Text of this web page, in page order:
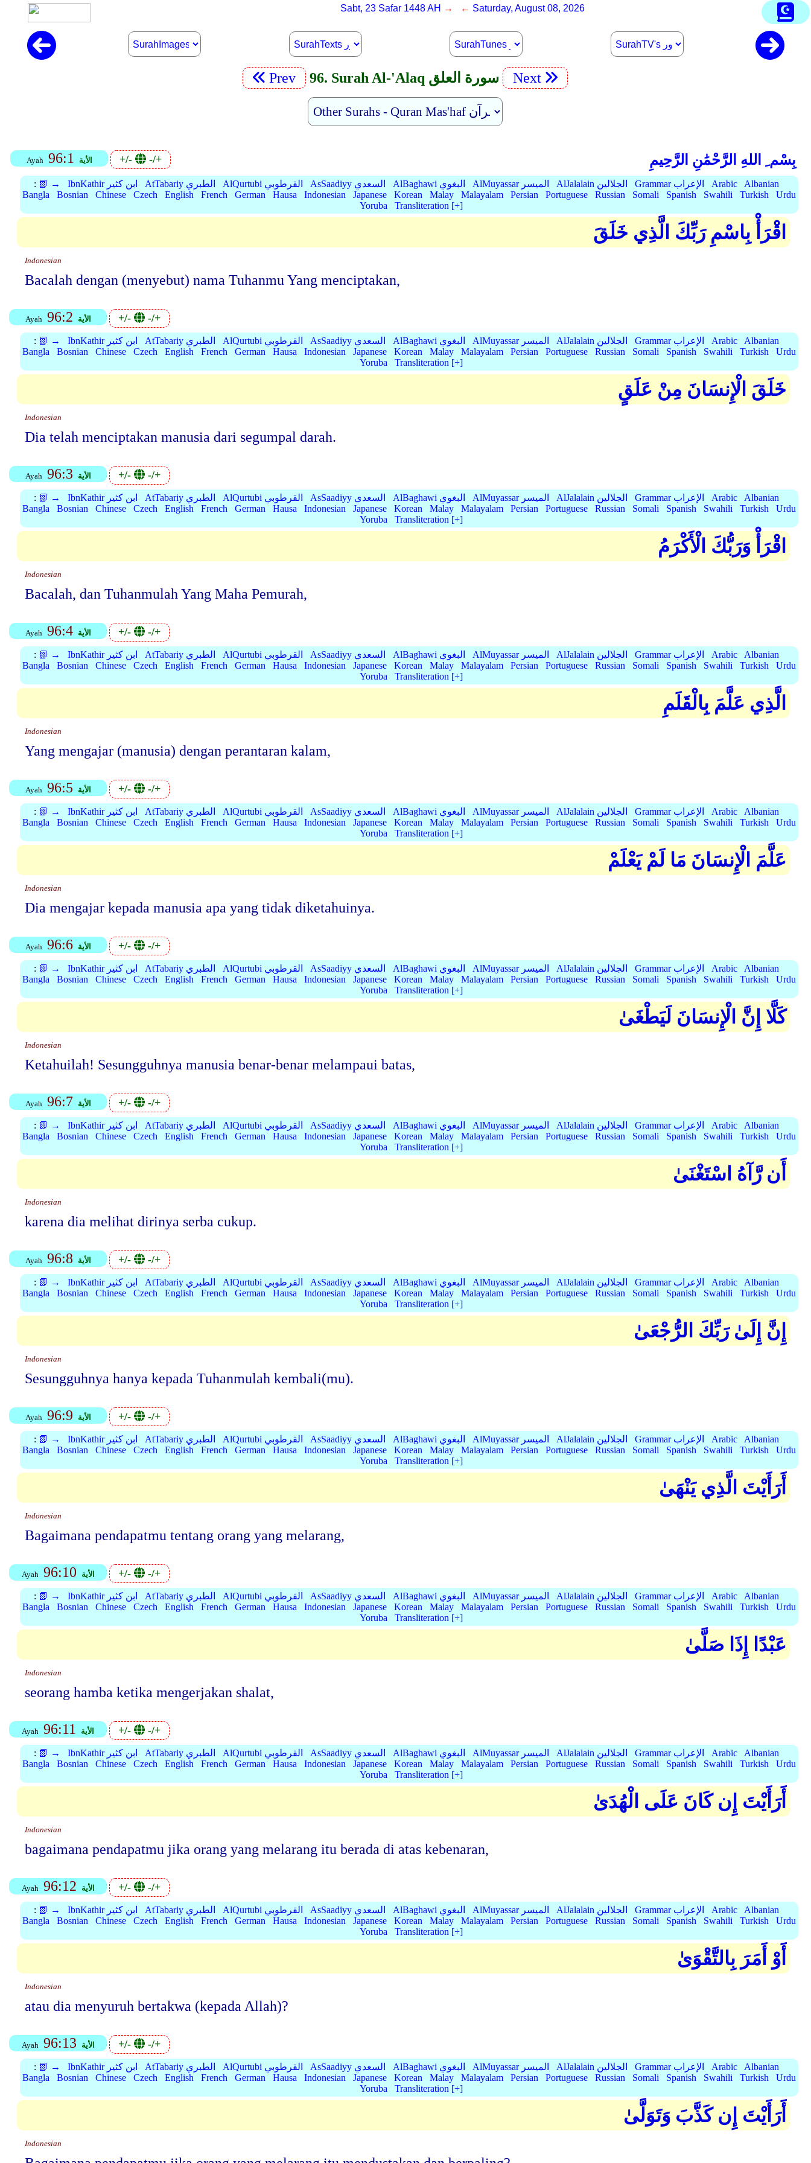
Sabt, 23 Safar 1448 AH → ← Saturday, August 08, 2026
Prev 96. Surah Al-'Alaq سورة العلق Next
Ayah 96:1 الأية +/- -/+ بِسْم ِ اللهِ الرَّحْمَٰنِ الرَّحِيمِ
: 📗 → IbnKathir ابن كثير AtTabariy الطبري AlQurtubi القرطوبي AsSaadiyy السعدي AlBaghawi البغوي AlMuyassar الميسر AlJalalain الجلالين Grammar الإعراب Arabic
Albanian
Bangla
Bosnian Chinese Czech English French German Hausa Indonesian Japanese Korean Malay Malayalam Persian Portuguese Russian Somali Spanish Swahili Turkish
Urdu
Yoruba
Transliteration [+]
اقْرَأْ بِاسْمِ رَبِّكَ الَّذِي خَلَقَ
Indonesian
Bacalah dengan (menyebut) nama Tuhanmu Yang menciptakan,
Ayah 96:2 الأية +/- -/+
: 📗 → IbnKathir ابن كثير AtTabariy الطبري AlQurtubi القرطوبي AsSaadiyy السعدي AlBaghawi البغوي AlMuyassar الميسر AlJalalain الجلالين Grammar الإعراب Arabic
Albanian
Bangla
Bosnian Chinese Czech English French German Hausa Indonesian Japanese Korean Malay Malayalam Persian Portuguese Russian Somali Spanish Swahili Turkish
Urdu
Yoruba
Transliteration [+]
خَلَقَ الْإِنسَانَ مِنْ عَلَقٍ
Indonesian
Dia telah menciptakan manusia dari segumpal darah.
Ayah 96:3 الأية +/- -/+
: 📗 → IbnKathir ابن كثير AtTabariy الطبري AlQurtubi القرطوبي AsSaadiyy السعدي AlBaghawi البغوي AlMuyassar الميسر AlJalalain الجلالين Grammar الإعراب Arabic
Albanian
Bangla
Bosnian Chinese Czech English French German Hausa Indonesian Japanese Korean Malay Malayalam Persian Portuguese Russian Somali Spanish Swahili Turkish
Urdu
Yoruba
Transliteration [+]
اقْرَأْ وَرَبُّكَ الْأَكْرَمُ
Indonesian
Bacalah, dan Tuhanmulah Yang Maha Pemurah,
Ayah 96:4 الأية +/- -/+
: 📗 → IbnKathir ابن كثير AtTabariy الطبري AlQurtubi القرطوبي AsSaadiyy السعدي AlBaghawi البغوي AlMuyassar الميسر AlJalalain الجلالين Grammar الإعراب Arabic
Albanian
Bangla
Bosnian Chinese Czech English French German Hausa Indonesian Japanese Korean Malay Malayalam Persian Portuguese Russian Somali Spanish Swahili Turkish
Urdu
Yoruba
Transliteration [+]
الَّذِي عَلَّمَ بِالْقَلَمِ
Indonesian
Yang mengajar (manusia) dengan perantaran kalam,
Ayah 96:5 الأية +/- -/+
: 📗 → IbnKathir ابن كثير AtTabariy الطبري AlQurtubi القرطوبي AsSaadiyy السعدي AlBaghawi البغوي AlMuyassar الميسر AlJalalain الجلالين Grammar الإعراب Arabic
Albanian
Bangla
Bosnian Chinese Czech English French German Hausa Indonesian Japanese Korean Malay Malayalam Persian Portuguese Russian Somali Spanish Swahili Turkish
Urdu
Yoruba
Transliteration [+]
عَلَّمَ الْإِنسَانَ مَا لَمْ يَعْلَمْ
Indonesian
Dia mengajar kepada manusia apa yang tidak diketahuinya.
Ayah 96:6 الأية +/- -/+
: 📗 → IbnKathir ابن كثير AtTabariy الطبري AlQurtubi القرطوبي AsSaadiyy السعدي AlBaghawi البغوي AlMuyassar الميسر AlJalalain الجلالين Grammar الإعراب Arabic
Albanian
Bangla
Bosnian Chinese Czech English French German Hausa Indonesian Japanese Korean Malay Malayalam Persian Portuguese Russian Somali Spanish Swahili Turkish
Urdu
Yoruba
Transliteration [+]
كَلَّا إِنَّ الْإِنسَانَ لَيَطْغَىٰ
Indonesian
Ketahuilah! Sesungguhnya manusia benar-benar melampaui batas,
Ayah 96:7 الأية +/- -/+
: 📗 → IbnKathir ابن كثير AtTabariy الطبري AlQurtubi القرطوبي AsSaadiyy السعدي AlBaghawi البغوي AlMuyassar الميسر AlJalalain الجلالين Grammar الإعراب Arabic
Albanian
Bangla
Bosnian Chinese Czech English French German Hausa Indonesian Japanese Korean Malay Malayalam Persian Portuguese Russian Somali Spanish Swahili Turkish
Urdu
Yoruba
Transliteration [+]
أَن رَّآهُ اسْتَغْنَىٰ
Indonesian
karena dia melihat dirinya serba cukup.
Ayah 96:8 الأية +/- -/+
: 📗 → IbnKathir ابن كثير AtTabariy الطبري AlQurtubi القرطوبي AsSaadiyy السعدي AlBaghawi البغوي AlMuyassar الميسر AlJalalain الجلالين Grammar الإعراب Arabic
Albanian
Bangla
Bosnian Chinese Czech English French German Hausa Indonesian Japanese Korean Malay Malayalam Persian Portuguese Russian Somali Spanish Swahili Turkish
Urdu
Yoruba
Transliteration [+]
إِنَّ إِلَىٰ رَبِّكَ الرُّجْعَىٰ
Indonesian
Sesungguhnya hanya kepada Tuhanmulah kembali(mu).
Ayah 96:9 الأية +/- -/+
: 📗 → IbnKathir ابن كثير AtTabariy الطبري AlQurtubi القرطوبي AsSaadiyy السعدي AlBaghawi البغوي AlMuyassar الميسر AlJalalain الجلالين Grammar الإعراب Arabic
Albanian
Bangla
Bosnian Chinese Czech English French German Hausa Indonesian Japanese Korean Malay Malayalam Persian Portuguese Russian Somali Spanish Swahili Turkish
Urdu
Yoruba
Transliteration [+]
أَرَأَيْتَ الَّذِي يَنْهَىٰ
Indonesian
Bagaimana pendapatmu tentang orang yang melarang,
Ayah 96:10 الأية +/- -/+
: 📗 → IbnKathir ابن كثير AtTabariy الطبري AlQurtubi القرطوبي AsSaadiyy السعدي AlBaghawi البغوي AlMuyassar الميسر AlJalalain الجلالين Grammar الإعراب Arabic
Albanian
Bangla
Bosnian Chinese Czech English French German Hausa Indonesian Japanese Korean Malay Malayalam Persian Portuguese Russian Somali Spanish Swahili Turkish
Urdu
Yoruba
Transliteration [+]
عَبْدًا إِذَا صَلَّىٰ
Indonesian
seorang hamba ketika mengerjakan shalat,
Ayah 96:11 الأية +/- -/+
: 📗 → IbnKathir ابن كثير AtTabariy الطبري AlQurtubi القرطوبي AsSaadiyy السعدي AlBaghawi البغوي AlMuyassar الميسر AlJalalain الجلالين Grammar الإعراب Arabic
Albanian
Bangla
Bosnian Chinese Czech English French German Hausa Indonesian Japanese Korean Malay Malayalam Persian Portuguese Russian Somali Spanish Swahili Turkish
Urdu
Yoruba
Transliteration [+]
أَرَأَيْتَ إِن كَانَ عَلَى الْهُدَىٰ
Indonesian
bagaimana pendapatmu jika orang yang melarang itu berada di atas kebenaran,
Ayah 96:12 الأية +/- -/+
: 📗 → IbnKathir ابن كثير AtTabariy الطبري AlQurtubi القرطوبي AsSaadiyy السعدي AlBaghawi البغوي AlMuyassar الميسر AlJalalain الجلالين Grammar الإعراب Arabic
Albanian
Bangla
Bosnian Chinese Czech English French German Hausa Indonesian Japanese Korean Malay Malayalam Persian Portuguese Russian Somali Spanish Swahili Turkish
Urdu
Yoruba
Transliteration [+]
أَوْ أَمَرَ بِالتَّقْوَىٰ
Indonesian
atau dia menyuruh bertakwa (kepada Allah)?
Ayah 96:13 الأية +/- -/+
: 📗 → IbnKathir ابن كثير AtTabariy الطبري AlQurtubi القرطوبي AsSaadiyy السعدي AlBaghawi البغوي AlMuyassar الميسر AlJalalain الجلالين Grammar الإعراب Arabic
Albanian
Bangla
Bosnian Chinese Czech English French German Hausa Indonesian Japanese Korean Malay Malayalam Persian Portuguese Russian Somali Spanish Swahili Turkish
Urdu
Yoruba
Transliteration [+]
أَرَأَيْتَ إِن كَذَّبَ وَتَوَلَّىٰ
Indonesian